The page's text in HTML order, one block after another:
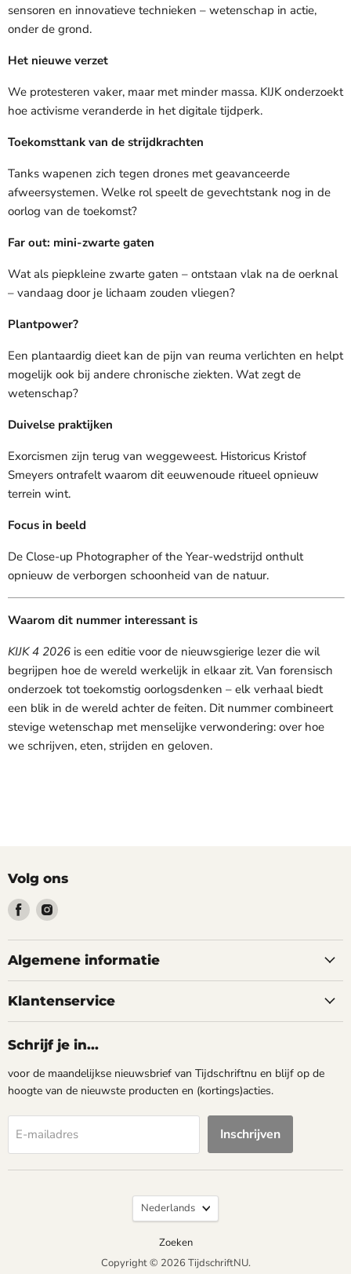
sensoren en innovatieve technieken – wetenschap in actie,
onder de grond.
Het nieuwe verzet
We protesteren vaker, maar met minder massa. KIJK onderzoekt
hoe activisme veranderde in het digitale tijdperk.
Toekomsttank van de strijdkrachten
Tanks wapenen zich tegen drones met geavanceerde
afweersystemen. Welke rol speelt de gevechtstank nog in de
oorlog van de toekomst?
Far out: mini-zwarte gaten
Wat als piepkleine zwarte gaten – ontstaan vlak na de oerknal
– vandaag door je lichaam zouden vliegen?
Plantpower?
Een plantaardig dieet kan de pijn van reuma verlichten en helpt
mogelijk ook bij andere chronische ziekten. Wat zegt de
wetenschap?
Duivelse praktijken
Exorcismen zijn terug van weggeweest. Historicus Kristof
Smeyers ontrafelt waarom dit eeuwenoude ritueel opnieuw
terrein wint.
Focus in beeld
De Close-up Photographer of the Year-wedstrijd onthult
opnieuw de verborgen schoonheid van de natuur.
Waarom dit nummer interessant is
KIJK 4 2026 is een editie voor de nieuwsgierige lezer die wil
begrijpen hoe de wereld werkelijk in elkaar zit. Van forensisch
onderzoek tot toekomstig oorlogsdenken – elk verhaal biedt
een blik in de wereld achter de feiten. Dit nummer combineert
stevige wetenschap met menselijke verwondering: over hoe
we schrijven, eten, strijden en geloven.
Volg ons
Vind
ons
op
Facebook
Vind
op
Instagram
Algemene informatie
Klantenservice
Schrijf je in...
voor de maandelijkse nieuwsbrief van Tijdschriftnu en blijf op de
hoogte van de nieuwste producten en (kortings)acties.
E-mailadres Inschrijven
Zoeken
Copyright © 2026 TijdschriftNU.
Taal
Nederlands